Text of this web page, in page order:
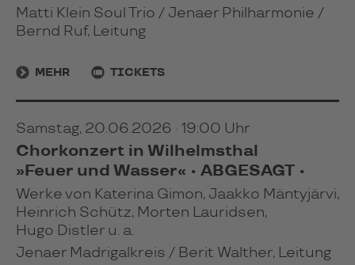
Matti Klein Soul Trio / Jenaer Philharmonie /
Bernd Ruf, Leitung
MEHR TICKETS
Samstag, 20.06.2026 · 19:00 Uhr
Chorkonzert in Wilhelmsthal
»Feuer und Wasser« • ABGESAGT •
Werke von Katerina Gimon, Jaakko Mäntyjärvi,
Heinrich Schütz, Morten Lauridsen,
Hugo Distler u. a.
Jenaer Madrigalkreis / Berit Walther, Leitung